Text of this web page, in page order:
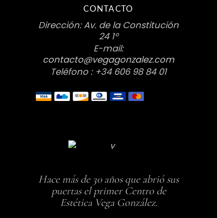
CONTACTO
Dirección: Av. de la Constitución
24 1º
E-mail:
contacto@vegagonzalez.com
Teléfono : +34 606 98 84 01
Hace más de 30 años que abrió sus
puertas el primer Centro de
Estética Vega González.